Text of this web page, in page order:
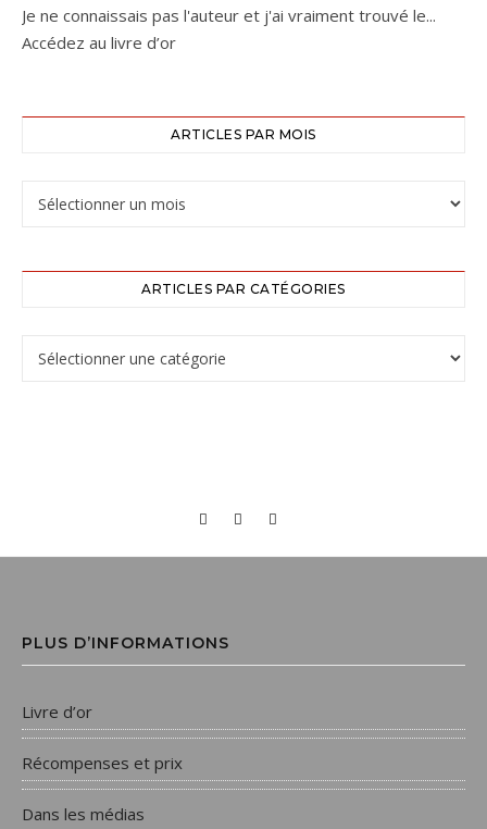
Je ne connaissais pas l'auteur et j'ai vraiment trouvé le...
Accédez au livre d’or
ARTICLES PAR MOIS
ARTICLES PAR CATÉGORIES
PLUS D’INFORMATIONS
Livre d’or
Récompenses et prix
Dans les médias